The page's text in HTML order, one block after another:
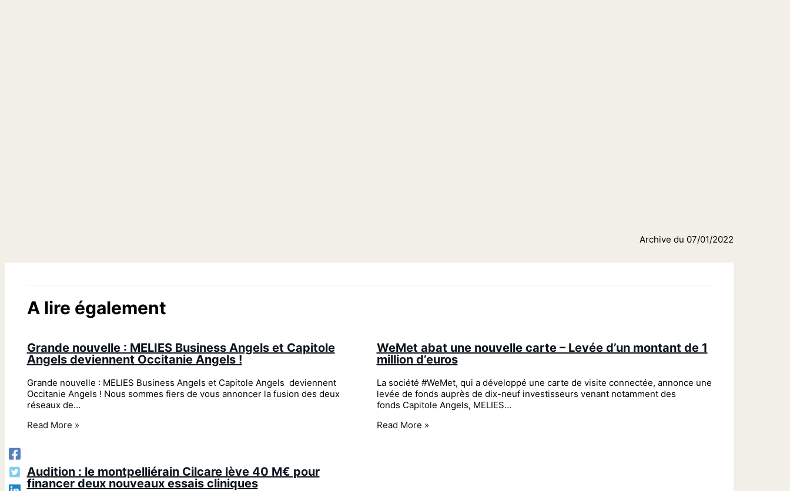
Archive du 07/01/2022
A lire également
Grande nouvelle : MELIES Business Angels et Capitole
Angels deviennent Occitanie Angels !
Grande nouvelle : MELIES Business Angels et Capitole Angels deviennent
Occitanie Angels ! Nous sommes fiers de vous annoncer la fusion des deux
réseaux de…
Read More »
WeMet abat une nouvelle carte – Levée d’un montant de 1
million d’euros
La société #WeMet, qui a développé une carte de visite connectée, annonce une
levée de fonds auprès de dix-neuf investisseurs venant notamment des
fonds Capitole Angels, MELIES…
Read More »
Audition : le montpelliérain Cilcare lève 40 M€ pour
financer deux nouveaux essais cliniques